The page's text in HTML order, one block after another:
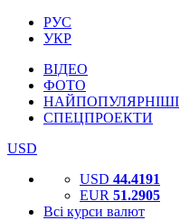
РУС
УКР
ВІДЕО
ФОТО
НАЙПОПУЛЯРНІШІ
СПЕЦПРОЕКТИ
USD
USD 44.4191
EUR 51.2905
Всі курси валют